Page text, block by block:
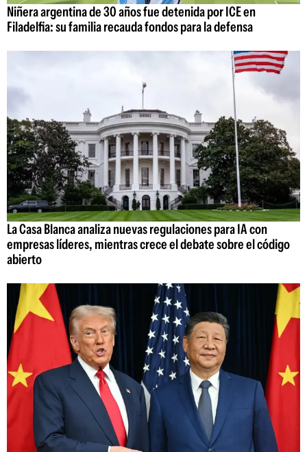
Niñera argentina de 30 años fue detenida por ICE en
Filadelfia: su familia recauda fondos para la defensa
La Casa Blanca analiza nuevas regulaciones para IA con
empresas líderes, mientras crece el debate sobre el código
abierto